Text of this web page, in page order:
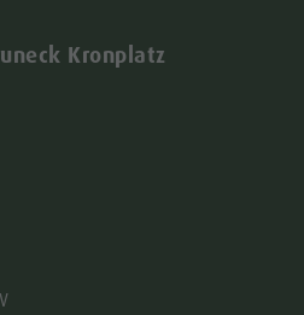
Kronplatz